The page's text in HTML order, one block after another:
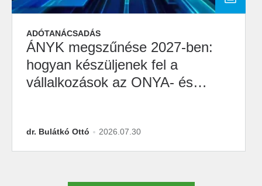
ADÓTANÁCSADÁS
ÁNYK megszűnése 2027-ben:
hogyan készüljenek fel a
vállalkozások az ONYA- és
dr. Bulátkó Ottó 2026.07.30